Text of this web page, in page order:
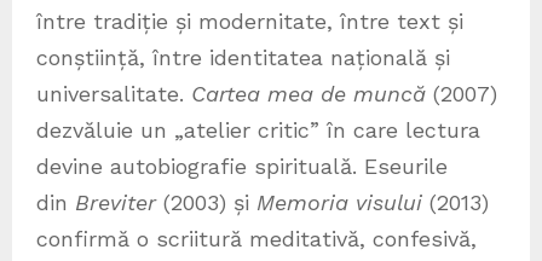
între tradiție și modernitate, între text și
conștiință, între identitatea națională și
universalitate. Cartea mea de muncă (2007)
dezvăluie un „atelier critic” în care lectura
devine autobiografie spirituală. Eseurile
din Breviter(2003) și Memoria visului (2013)
confirmă o scriitură meditativă, confesivă,